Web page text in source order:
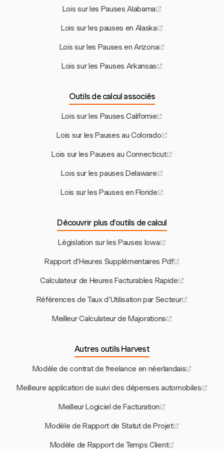
Lois sur les Pauses Alabama
Lois sur les pauses en Alaska
Lois sur les Pauses en Arizona
Lois sur les Pauses Arkansas
Outils de calcul associés
Lois sur les Pauses Californie
Lois sur les Pauses au Colorado
Lois sur les Pauses au Connecticut
Lois sur les pauses Delaware
Lois sur les Pauses en Floride
Découvrir plus d’outils de calcul
Législation sur les Pauses Iowa
Rapport d'Heures Supplémentaires Pdf
Calculateur de Heures Facturables Rapide
Références de Taux d'Utilisation par Secteur
Meilleur Calculateur de Majorations
Autres outils Harvest
Modèle de contrat de freelance en néerlandais
Meilleure application de suivi des dépenses automobiles
Meilleur Logiciel de Facturation
Modèle de Rapport de Statut de Projet
Modèle de Rapport de Temps Client